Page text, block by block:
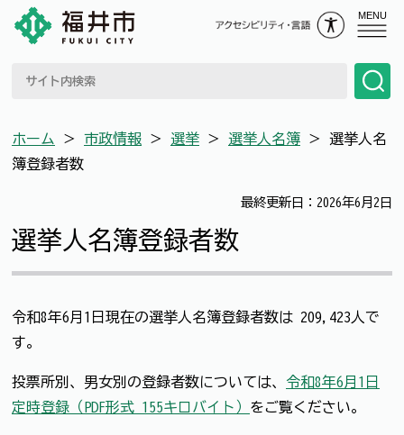
MENU
ホーム ＞ 市政情報 ＞ 選挙 ＞ 選挙人名簿 ＞ 選挙人名
簿登録者数
最終更新日：2026年6月2日
選挙人名簿登録者数
令和8年6月1日現在の選挙人名簿登録者数は 209,423人で
す。
投票所別、男女別の登録者数については、 令和8年6月1日
定時登録（PDF形式 155キロバイト） をご覧ください。